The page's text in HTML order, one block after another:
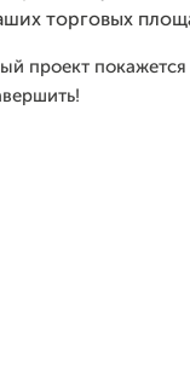
торговых
проект